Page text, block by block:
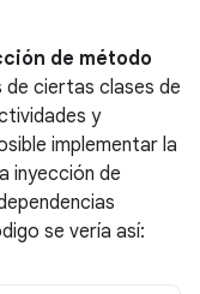
de método
de ciertas clases de
y
implementar la
inyección de
se vería así: